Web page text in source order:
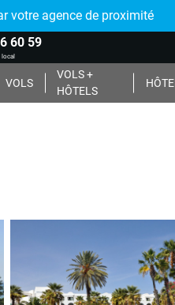
votre agence de proximité
60 59
local
VOLS
VOLS +
HÔTELS